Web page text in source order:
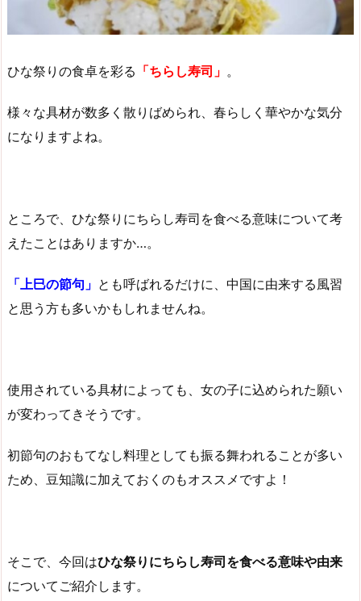
ひな祭りの食卓を彩る 「ちらし寿司」 。
様々な具材が数多く散りばめられ、春らしく華やかな気分
になりますよね。
ところで、ひな祭りにちらし寿司を食べる意味について考
えたことはありますか…。
「上巳の節句」 とも呼ばれるだけに、中国に由来する風習
と思う方も多いかもしれませんね。
使用されている具材によっても、女の子に込められた願い
が変わってきそうです。
初節句のおもてなし料理としても振る舞われることが多い
ため、豆知識に加えておくのもオススメですよ！
そこで、今回はひな祭りにちらし寿司を食べる意味や由来
についてご紹介します。